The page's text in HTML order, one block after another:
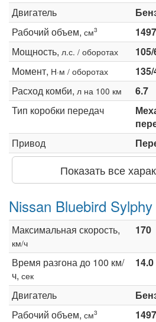
Двигатель
Рабочий объем, см3
1497
Мощность, л.с. / оборотах
Момент, Н·м / оборотах
Расход комби, л на 100 км
6.7
Тип коробки передач
Привод
Показать все
Nissan Bluebird
Максимальная скорость,
км/ч
170
Время разгона до 100 км/
ч, сек
14.0
Двигатель
Рабочий объем, см3
1497